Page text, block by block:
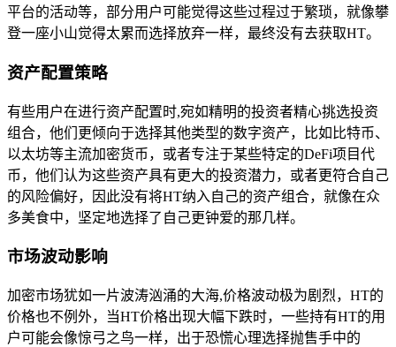
平台的活动等，部分用户可能觉得这些过程过于繁琐，就像攀
登一座小山觉得太累而选择放弃一样，最终没有去获取HT。
资产配置策略
有些用户在进行资产配置时,宛如精明的投资者精心挑选投资
组合，他们更倾向于选择其他类型的数字资产，比如比特币、
以太坊等主流加密货币，或者专注于某些特定的DeFi项目代
币，他们认为这些资产具有更大的投资潜力，或者更符合自己
的风险偏好，因此没有将HT纳入自己的资产组合，就像在众
多美食中，坚定地选择了自己更钟爱的那几样。
市场波动影响
加密市场犹如一片波涛汹涌的大海,价格波动极为剧烈，HT的
价格也不例外，当HT价格出现大幅下跌时，一些持有HT的用
户可能会像惊弓之鸟一样，出于恐慌心理选择抛售手中的